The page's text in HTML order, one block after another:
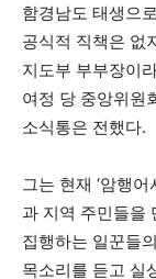
함경남도 태생으
공식적 직책은 없
지도부 부부장이
여정 당 중앙위원
소식통은 전했다.
그는 현재 ‘암행
과 지역 주민들을
집행하는 일꾼들
목소리를 듣고 실